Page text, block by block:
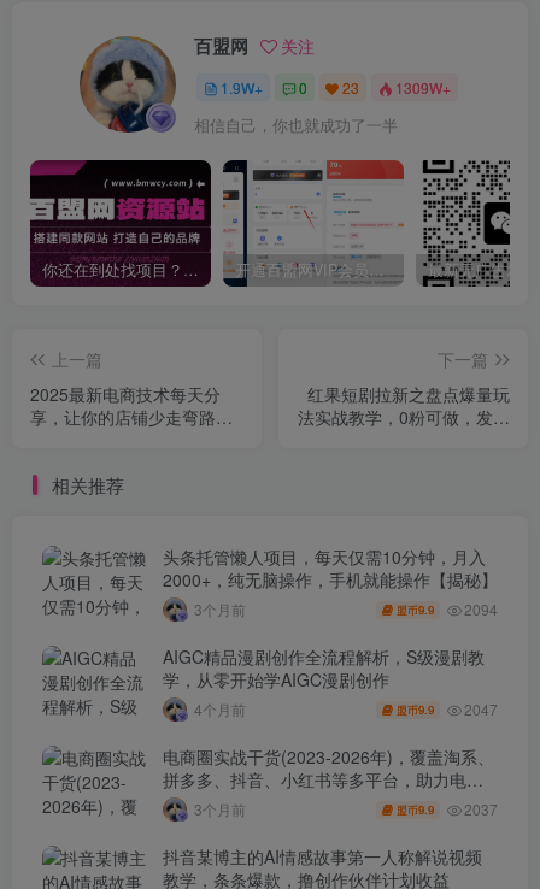
百盟网 关注
1.9W+ 0 23 1309W+
相信自己，你也就成功了一半
你还在到处找项目？还在当韭菜？我靠卖项目一个月收入5万+，曾经我也是个失败者。 开通百盟网VIP会员，尊享全站资源免费下载，享70%的推广提成！！【限时五折优惠】
上一篇
2025最新电商技术每天分
享，让你的店铺少走弯路，
下一篇
红果短剧拉新之盘点爆量玩
法实战教学，0粉可做，发视
相关推荐
头条托管懒人项目，每天仅需10分钟，月入
2000+，纯无脑操作，手机就能操作【揭秘】
3个月前 盟币9.9 2094
AIGC精品漫剧创作全流程解析，S级漫剧教
学，从零开始学AIGC漫剧创作
4个月前 盟币9.9 2047
电商圈实战干货(2023-2026年)，覆盖淘系、
拼多多、抖音、小红书等多平台，助力电商
人避开坑、提效率、稳盈利(更新4月)
3个月前 盟币9.9 2037
抖音某博主的AI情感故事第一人称解说视频
教学，条条爆款，撸创作伙伴计划收益